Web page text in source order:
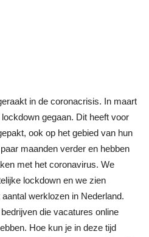
in de coronacrisis. In maart
gegaan. Dit heeft voor
ook op het gebied van hun
maanden verder en hebben
met het coronavirus. We
lockdown en we zien
werklozen in Nederland.
die vacatures online
Hoe kun je in deze tijd